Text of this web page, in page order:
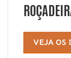
VEJA OS